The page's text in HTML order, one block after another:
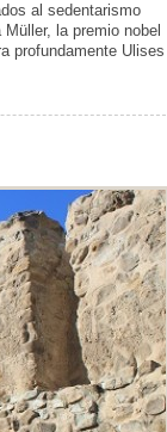
al sedentarismo
la premio nobel
profundamente Ulises